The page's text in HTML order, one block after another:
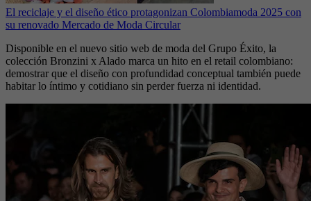
El reciclaje y el diseño ético protagonizan Colombiamoda 2025 con
su renovado Mercado de Moda Circular
Disponible en el nuevo sitio web de moda del Grupo Éxito, la
colección Bronzini x Alado marca un hito en el retail colombiano:
demostrar que el diseño con profundidad conceptual también puede
habitar lo íntimo y cotidiano sin perder fuerza ni identidad.